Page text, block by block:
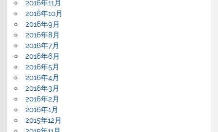
2016年11月
2016年10月
2016年9月
2016年8月
2016年7月
2016年6月
2016年5月
2016年4月
2016年3月
2016年2月
2016年1月
2015年12月